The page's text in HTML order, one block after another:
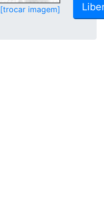
[trocar imagem]